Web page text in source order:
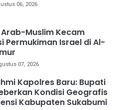
06, 2026
Muslim Kecam
Permukiman Israel di Al-
07, 2026
Kapolres Baru: Bupati
Kondisi Geografis
Kabupaten Sukabumi